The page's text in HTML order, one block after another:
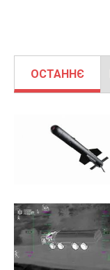
ОСТАННЄ